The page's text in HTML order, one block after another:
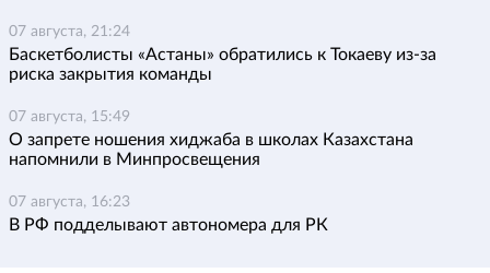
07 августа, 21:24
Баскетболисты «Астаны» обратились к Токаеву из-за
риска закрытия команды
07 августа, 15:49
О запрете ношения хиджаба в школах Казахстана
напомнили в Минпросвещения
07 августа, 16:23
В РФ подделывают автономера для РК